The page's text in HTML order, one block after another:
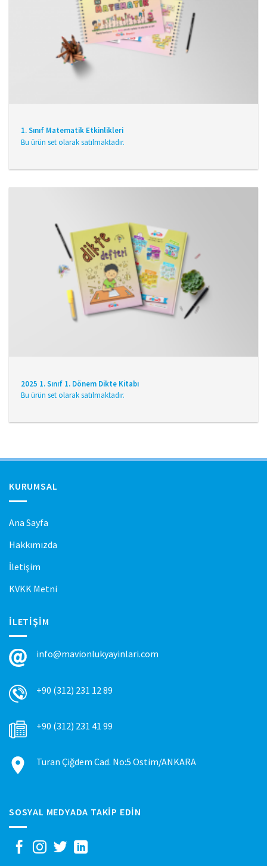
1. Sınıf Matematik Etkinlikleri
Bu ürün set olarak satılmaktadır.
2025 1. Sınıf 1. Dönem Dikte Kitabı
Bu ürün set olarak satılmaktadır.
KURUMSAL
Ana Sayfa
Hakkımızda
İletişim
KVKK Metni
İLETIŞIM
info@mavionlukyayinlari.com
+90 (312) 231 12 89
+90 (312) 231 41 99
Turan Çiğdem Cad. No:5 Ostim/ANKARA
SOSYAL MEDYADA TAKIP EDIN